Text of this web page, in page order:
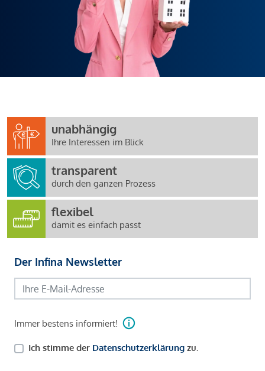
unabhängig
Ihre Interessen im Blick
transparent
durch den ganzen Prozess
flexibel
damit es einfach passt
Der Infina Newsletter
Immer bestens informiert!
Ich stimme der Datenschutzerklärung zu.